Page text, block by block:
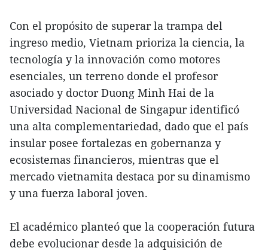
Con el propósito de superar la trampa del
ingreso medio, Vietnam prioriza la ciencia, la
tecnología y la innovación como motores
esenciales, un terreno donde el profesor
asociado y doctor Duong Minh Hai de la
Universidad Nacional de Singapur identificó
una alta complementariedad, dado que el país
insular posee fortalezas en gobernanza y
ecosistemas financieros, mientras que el
mercado vietnamita destaca por su dinamismo
y una fuerza laboral joven.
El académico planteó que la cooperación futura
debe evolucionar desde la adquisición de